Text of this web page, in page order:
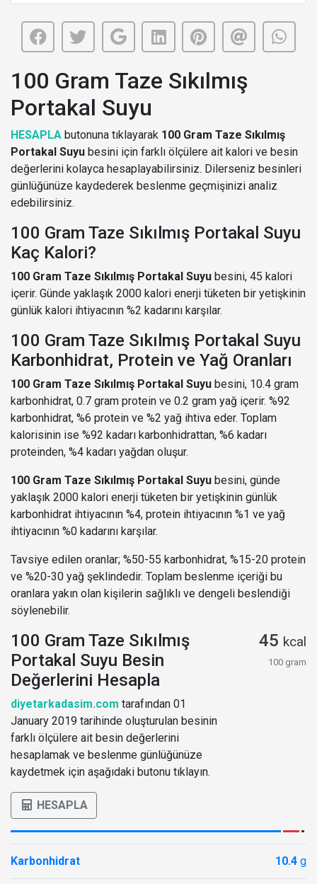
100 Gram Taze Sıkılmış
Portakal Suyu
HESAPLA butonuna tıklayarak 100 Gram Taze Sıkılmış
Portakal Suyu besini için farklı ölçülere ait kalori ve besin
değerlerini kolayca hesaplayabilirsiniz. Dilerseniz besinleri
günlüğünüze kaydederek beslenme geçmişinizi analiz
edebilirsiniz.
100 Gram Taze Sıkılmış Portakal Suyu
Kaç Kalori?
100 Gram Taze Sıkılmış Portakal Suyu besini, 45 kalori
içerir. Günde yaklaşık 2000 kalori enerji tüketen bir yetişkinin
günlük kalori ihtiyacının %2 kadarını karşılar.
100 Gram Taze Sıkılmış Portakal Suyu
Karbonhidrat, Protein ve Yağ Oranları
100 Gram Taze Sıkılmış Portakal Suyu besini, 10.4 gram
karbonhidrat, 0.7 gram protein ve 0.2 gram yağ içerir. %92
karbonhidrat, %6 protein ve %2 yağ ihtiva eder. Toplam
kalorisinin ise %92 kadarı karbonhidrattan, %6 kadarı
proteinden, %4 kadarı yağdan oluşur.
100 Gram Taze Sıkılmış Portakal Suyu besini, günde
yaklaşık 2000 kalori enerji tüketen bir yetişkinin günlük
karbonhidrat ihtiyacının %4, protein ihtiyacının %1 ve yağ
ihtiyacının %0 kadarını karşılar.
Tavsiye edilen oranlar; %50-55 karbonhidrat, %15-20 protein
ve %20-30 yağ şeklindedir. Toplam beslenme içeriği bu
oranlara yakın olan kişilerin sağlıklı ve dengeli beslendiği
söylenebilir.
100 Gram Taze Sıkılmış
Portakal Suyu Besin
Değerlerini Hesapla
diyetarkadasim.com tarafından 01
January 2019 tarihinde oluşturulan besinin
farklı ölçülere ait besin değerlerini
hesaplamak ve beslenme günlüğünüze
kaydetmek için aşağıdaki butonu tıklayın.
HESAPLA
45 kcal
100 gram
Karbonhidrat 10.4 g